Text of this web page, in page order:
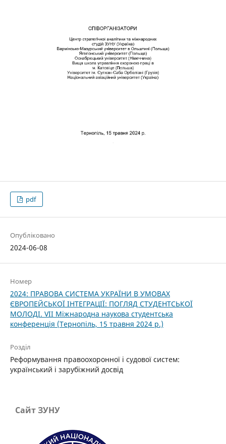
pdf
Опубліковано
2024-06-08
Номер
2024: ПРАВОВА СИСТЕМА УКРАЇНИ В УМОВАХ
ЄВРОПЕЙСЬКОЇ ІНТЕГРАЦІЇ: ПОГЛЯД СТУДЕНТСЬКОЇ
МОЛОДІ. VІІ Міжнародна наукова студентська
конференція (Тернопіль, 15 травня 2024 р.)
Розділ
Реформування правоохоронної і судової систем:
український і зарубіжний досвід
Сайт ЗУНУ